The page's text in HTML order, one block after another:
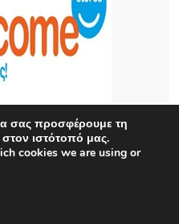
Κούταλης
παραδοσιακής
στη Νέα Κούταλη/
.
Μητρόπολης για
έργου «Συντήρηση –
του οικοπέδου της
σας προσφέρουμε τη
ιστότοπό μας.
cookies we are using or